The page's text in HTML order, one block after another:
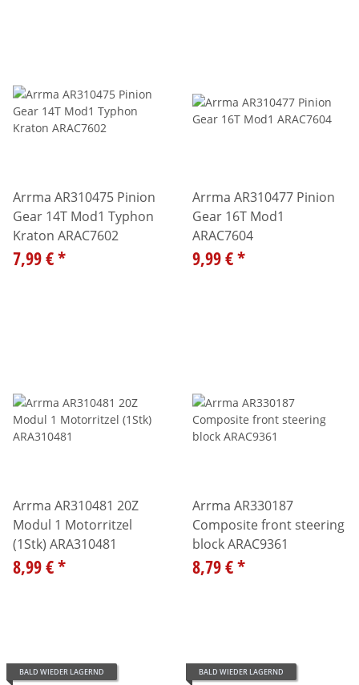
Arrma AR310475 Pinion
Gear 14T Mod1 Typhon
Kraton ARAC7602
7,99 €*
Arrma AR310477 Pinion
Gear 16T Mod1
ARAC7604
9,99 €*
Arrma AR310481 20Z
Modul 1 Motorritzel
(1Stk) ARA310481
8,99 €*
Arrma AR330187
Composite front steering
block ARAC9361
8,79 €*
BALD WIEDER LAGERND BALD WIEDER LAGERND